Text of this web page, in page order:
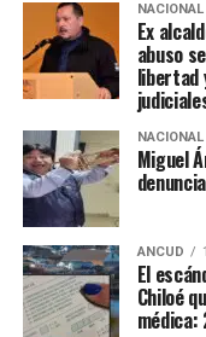
NACIONAL
Ex
abuso
libertad
NACIONAL
Miguel
ANCUD
El
Chiloé
médica: